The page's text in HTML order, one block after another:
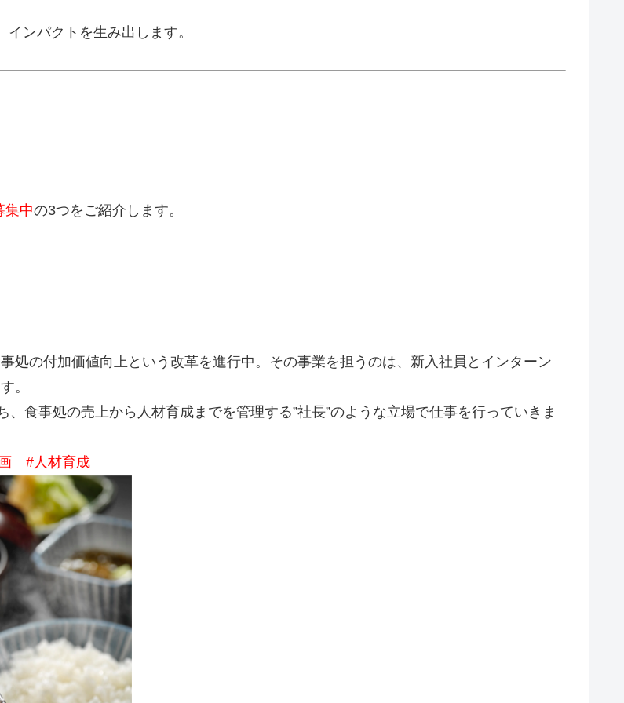
ンパクトを生み出します。
集中の3つをご紹介します。
処の付加価値向上という改革を進行中。その事業を担うのは、新入社員とインターン
。
、食事処の売上から人材育成までを管理する”社長”のような立場で仕事を行っていきま
#人材育成